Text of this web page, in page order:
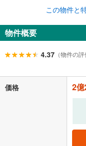
この物件と
物件概要
4.37 （物件の
価格 2